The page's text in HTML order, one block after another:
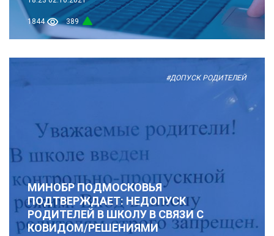
1844 389
#ДОПУСК РОДИТЕЛЕЙ
МИНОБР ПОДМОСКОВЬЯ
ПОДТВЕРЖДАЕТ: НЕДОПУСК
РОДИТЕЛЕЙ В ШКОЛУ В СВЯЗИ С
КОВИДОМ/РЕШЕНИЯМИ